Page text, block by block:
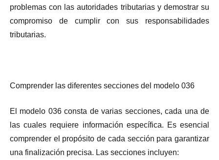
problemas con las autoridades tributarias y demostrar su
compromiso de cumplir con sus responsabilidades
tributarias.
Comprender las diferentes secciones del modelo 036
El modelo 036 consta de varias secciones, cada una de
las cuales requiere información específica. Es esencial
comprender el propósito de cada sección para garantizar
una finalización precisa. Las secciones incluyen: